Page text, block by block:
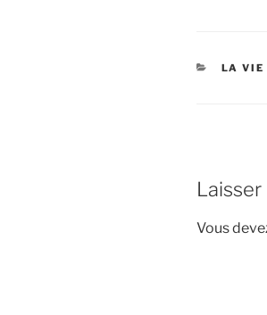
LA VIE
Vous